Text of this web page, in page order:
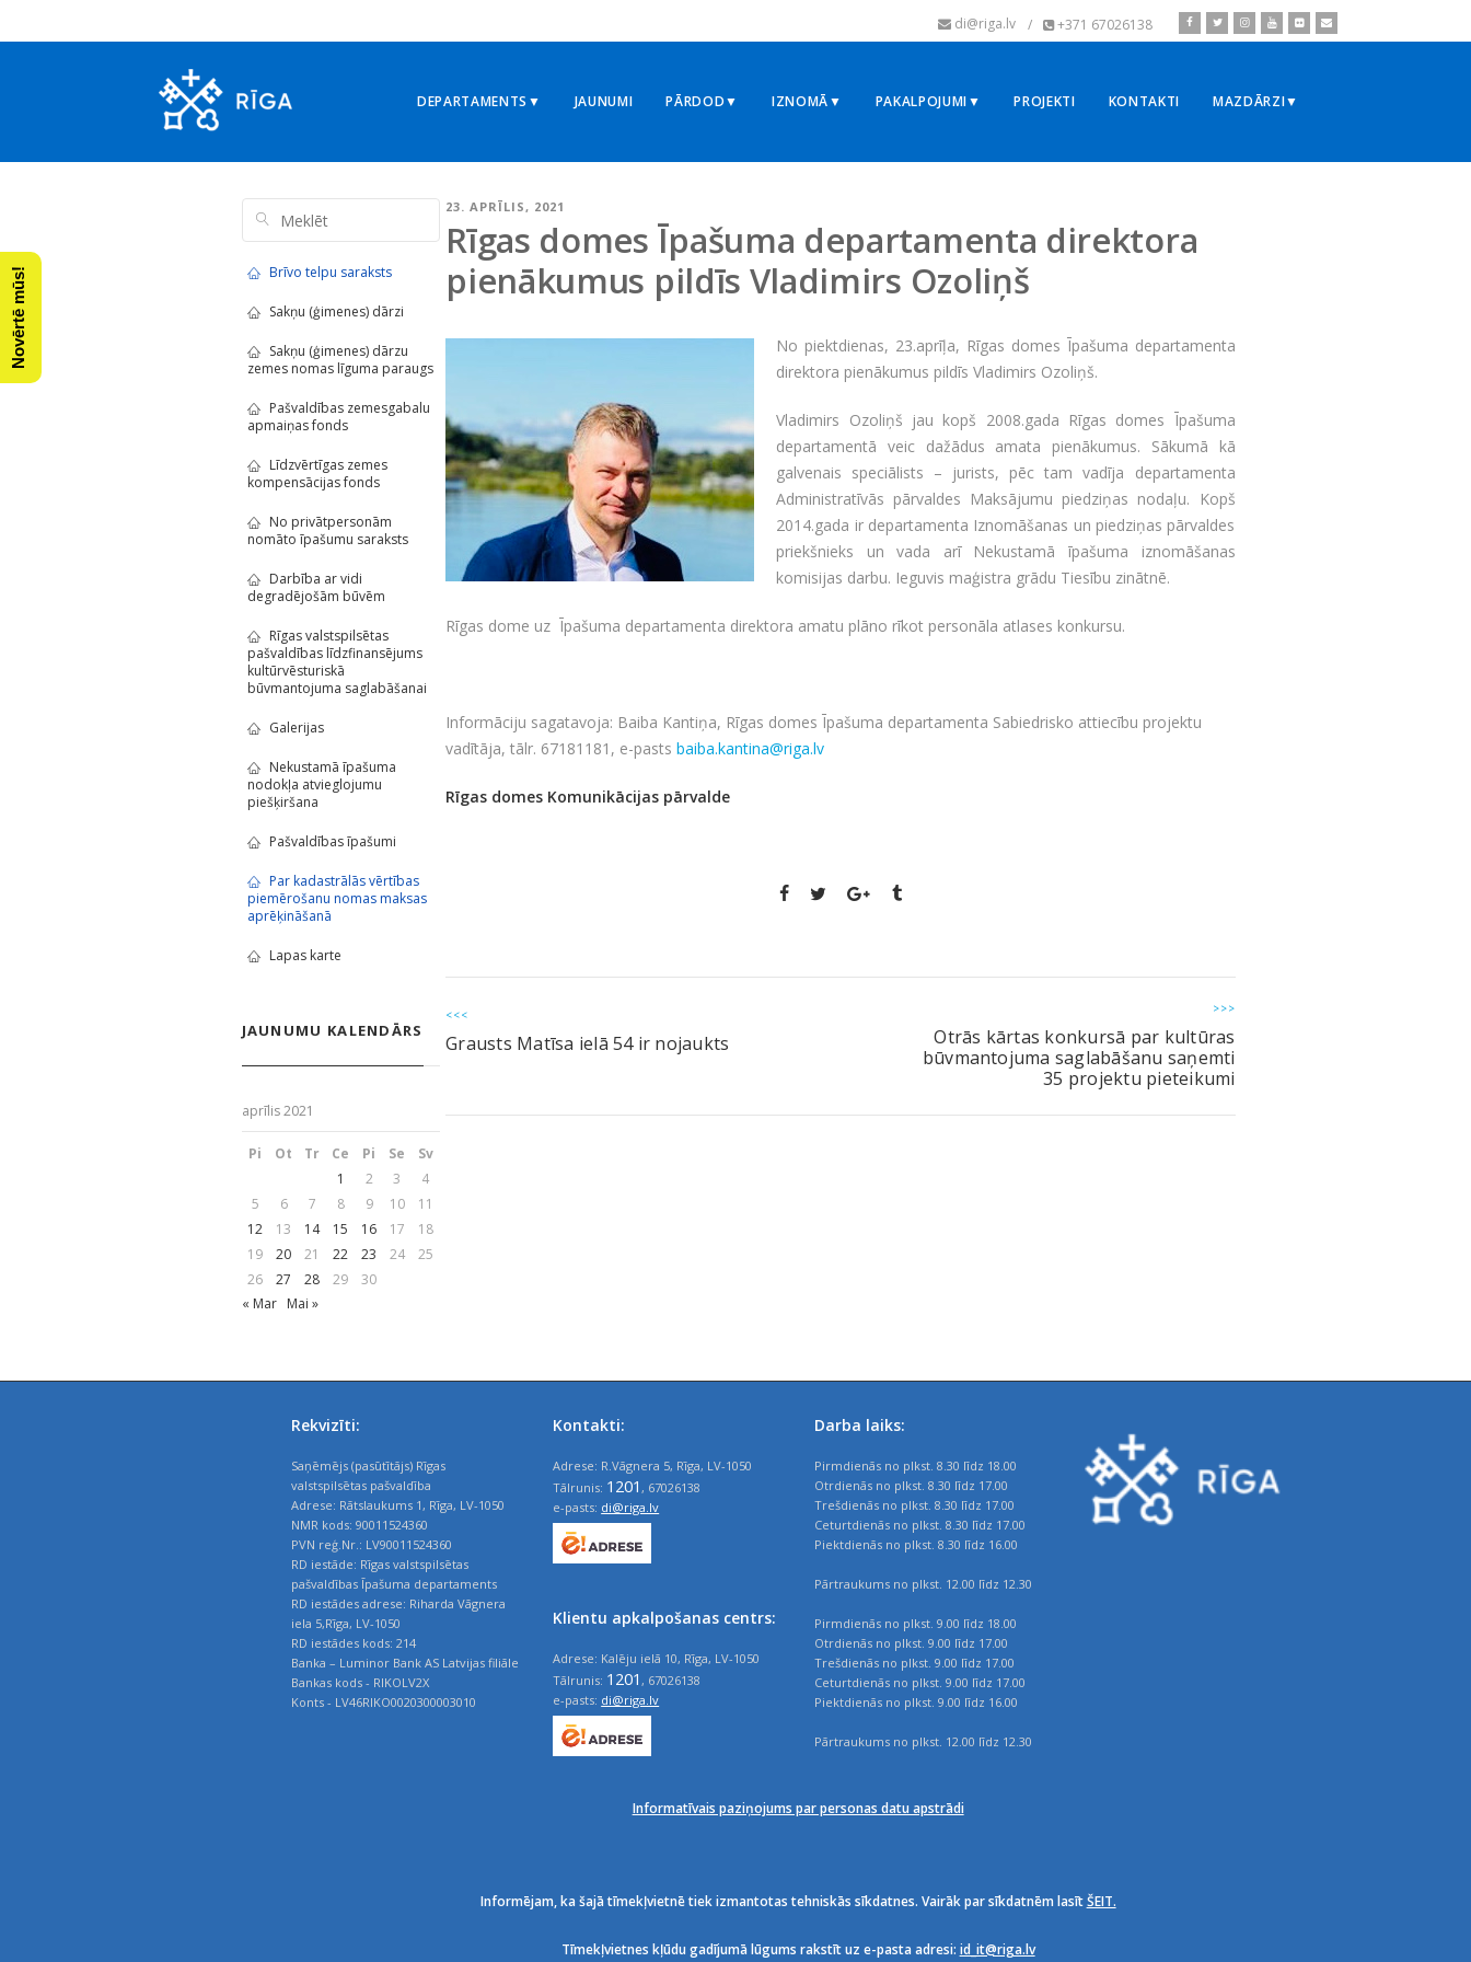
di@riga.lv / +371 67026138
DEPARTAMENTS▼ JAUNUMI PĀRDOD▼ IZNOMĀ▼ PAKALPOJUMI▼ PROJEKTI KONTAKTI MAZDĀRZI▼
23. APRĪLIS, 2021
Rīgas domes Īpašuma departamenta direktora
pienākumus pildīs Vladimirs Ozoliņš
No piektdienas, 23.aprīļa, Rīgas domes Īpašuma departamenta
direktora pienākumus pildīs Vladimirs Ozoliņš.
Vladimirs Ozoliņš jau kopš 2008.gada Rīgas domes Īpašuma
departamentā veic dažādus amata pienākumus. Sākumā kā
galvenais speciālists – jurists, pēc tam vadīja departamenta
Administratīvās pārvaldes Maksājumu piedziņas nodaļu. Kopš
2014.gada ir departamenta Iznomāšanas un piedziņas pārvaldes
priekšnieks un vada arī Nekustamā īpašuma iznomāšanas
komisijas darbu. Ieguvis maģistra grādu Tiesību zinātnē.
Rīgas dome uz Īpašuma departamenta direktora amatu plāno rīkot personāla atlases konkursu.
Informāciju sagatavoja: Baiba Kantiņa, Rīgas domes Īpašuma departamenta Sabiedrisko attiecību projektu
vadītāja, tālr. 67181181, e-pastsbaiba.kantina@riga.lv
Rīgas domes Komunikācijas pārvalde
<<<
Grausts Matīsa ielā 54 ir nojaukts
>>>
Otrās kārtas konkursā par kultūras
būvmantojuma saglabāšanu saņemti
35 projektu pieteikumi
Brīvo telpu saraksts
Sakņu (ģimenes) dārzi
Sakņu (ģimenes) dārzu
zemes nomas līguma paraugs
Pašvaldības zemesgabalu
apmaiņas fonds
Līdzvērtīgas zemes
kompensācijas fonds
No privātpersonām
nomāto īpašumu saraksts
Darbība ar vidi
degradējošām būvēm
Rīgas valstspilsētas
pašvaldības līdzfinansējums
kultūrvēsturiskā
būvmantojuma saglabāšanai
Galerijas
Nekustamā īpašuma
nodokļa atvieglojumu
piešķiršana
Pašvaldības īpašumi
Par kadastrālās vērtības
piemērošanu nomas maksas
aprēķināšanā
Lapas karte
JAUNUMU KALENDĀRS
aprīlis 2021
Pi Ot Tr Ce Pi Se
Sv
1
2 3
4
5
6 7 8 9 10
11
12
13 14 15 16 17
18
19
20 21 22 23 24
25
26
27 28 29
30
« Mar
Mai »
Rekvizīti:
Saņēmējs (pasūtītājs) Rīgas
valstspilsētas pašvaldība
Adrese: Rātslaukums 1, Rīga, LV-1050
NMR kods: 90011524360
PVN reģ.Nr.: LV90011524360
RD iestāde: Rīgas valstspilsētas
pašvaldības Īpašuma departaments
RD iestādes adrese: Riharda Vāgnera
iela 5,Rīga, LV-1050
RD iestādes kods: 214
Banka – Luminor Bank AS Latvijas filiāle
Bankas kods - RIKOLV2X
Konts - LV46RIKO0020300003010
Kontakti:
Adrese: R.Vāgnera 5, Rīga, LV-1050
Tālrunis: 1201, 67026138
e-pasts: di@riga.lv
Klientu apkalpošanas centrs:
Adrese: Kalēju ielā 10, Rīga, LV-1050
Tālrunis: 1201, 67026138
e-pasts: di@riga.lv
Darba laiks:
Pirmdienās no plkst. 8.30 līdz 18.00
Otrdienās no plkst. 8.30 līdz 17.00
Trešdienās no plkst. 8.30 līdz 17.00
Ceturtdienās no plkst. 8.30 līdz 17.00
Piektdienās no plkst. 8.30 līdz 16.00
Pārtraukums no plkst. 12.00 līdz 12.30
Pirmdienās no plkst. 9.00 līdz 18.00
Otrdienās no plkst. 9.00 līdz 17.00
Trešdienās no plkst. 9.00 līdz 17.00
Ceturtdienās no plkst. 9.00 līdz 17.00
Piektdienās no plkst. 9.00 līdz 16.00
Pārtraukums no plkst. 12.00 līdz 12.30
Informatīvais paziņojums par personas datu apstrādi
Informējam, ka šajā tīmekļvietnē tiek izmantotas tehniskās sīkdatnes. Vairāk par sīkdatnēm lasītŠEIT.
Tīmekļvietnes kļūdu gadījumā lūgums rakstīt uz e-pasta adresi: id_it@riga.lv
Novērtē mūs!